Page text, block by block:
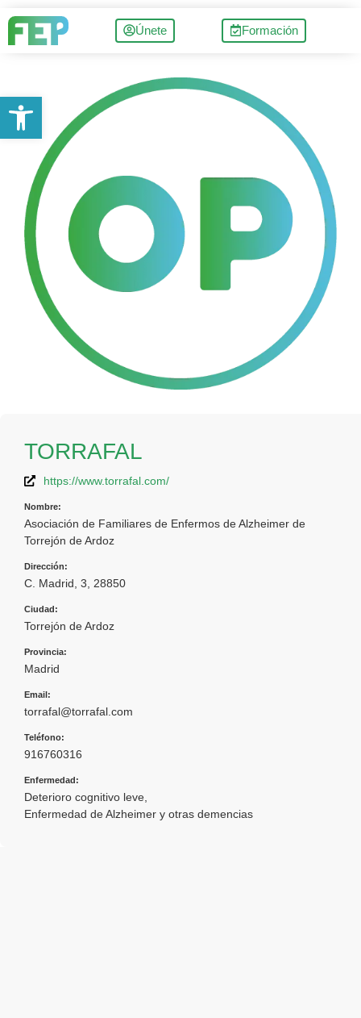
Únete Formación
TORRAFAL
https://www.torrafal.com/
Nombre:
Asociación de Familiares de Enfermos de Alzheimer de
Torrejón de Ardoz
Dirección:
C. Madrid, 3, 28850
Ciudad:
Torrejón de Ardoz
Provincia:
Madrid
Email:
torrafal@torrafal.com
Teléfono:
916760316
Enfermedad:
Deterioro cognitivo leve
Enfermedad de Alzheimer y otras demencias
Abrir barra de herramientas